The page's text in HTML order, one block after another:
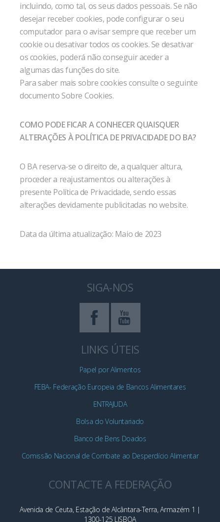
incluindo, como tal, os seus dados pessoais. Se não
desejar receber cookies, pode configurar o seu
computador para o avisar sempre que receber um
cookie ou desativar todos os cookies. Se desativar
os cookies, poderá não conseguir aceder a
algumas das funções do site.
Para saber mais sobre cookies consulte o seguinte
documento Sobre Cookies.
COMO PODE FICAR A CONHECER QUAISQUER
ALTERAÇÕES À POLÍTICA DE PRIVACIDADE DO BA?
O BA reserva-se o direito de, a qualquer altura,
proceder a reajustamentos ou alterações à
presente Política de Privacidade, sendo essas
alterações devidamente publicitadas no website.
Data da última atualização: Maio de 2023
SIGA-NOS
LINKS ÚTEIS
Papel por Alimentos
FEBA- Federação Europeia de Bancos Alimentares
ENTRAJUDA
Bolsa do Voluntariado
Banco de Bens Doados
Comissão Nacional de Combate ao Desperdício Alimentar
CONTACTE A FEDERAÇÃO
Avenida de Ceuta, Estação de Alcântara-Terra, Armazém 1 |
1300-125 LISBOA